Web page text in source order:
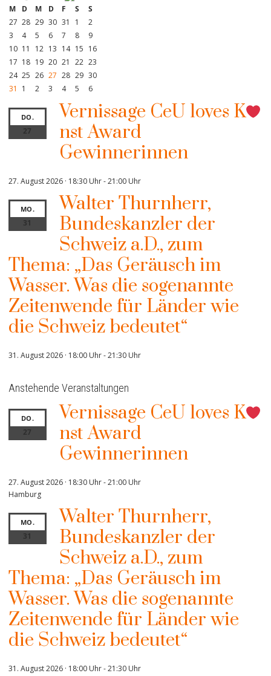
M
D M D F S
S
27 28 29 30 31 1
2
3
4 5 6 7 8
9
10 11 12 13 14 15 16
17 18 19 20 21 22 23
24 25 26 27 28 29 30
31
1 2 3 4 5 6
DO.
27
Vernissage CeU loves K
nst Award
Gewinnerinnen
27. August 2026 · 18:30 Uhr-21:00 Uhr
MO.
31
Walter Thurnherr,
Bundeskanzler der
Schweiz a.D., zum
Thema: „Das Geräusch im
Wasser. Was die sogenannte
Zeitenwende für Länder wie
die Schweiz bedeutet“
31. August 2026 · 18:00 Uhr-21:30 Uhr
Anstehende Veranstaltungen
DO.
27
Vernissage CeU loves K
nst Award
Gewinnerinnen
27. August 2026 · 18:30 Uhr-21:00 Uhr
Hamburg
MO.
31
Walter Thurnherr,
Bundeskanzler der
Schweiz a.D., zum
Thema: „Das Geräusch im
Wasser. Was die sogenannte
Zeitenwende für Länder wie
die Schweiz bedeutet“
31. August 2026 · 18:00 Uhr-21:30 Uhr